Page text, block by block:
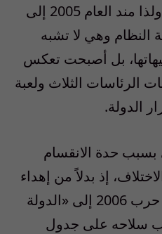
رعاية الوصاية الخارجية. ولذا مند العام 2005 إلى
أزمة النظام وهي لا تشبه
وشبيهاتها، بل أصبحت تعكس
الرئاسات الثلاث ولعبة
الدولة.
بسبب حدة الانقسام
إذ بدلاً من إهداء
حزب الله «انتصاره» في حرب 2006 إلى «الدولة
سلاحه على جدول